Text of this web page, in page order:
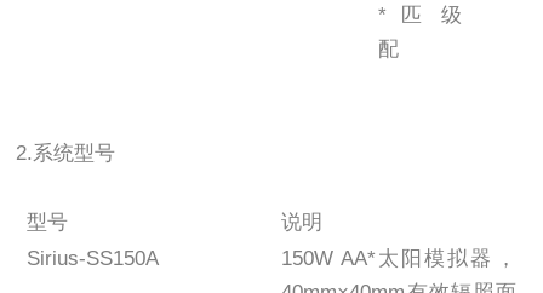
*匹
配
级
2.系统型号
型号
说明
Sirius-SS150A
150W AA*太阳模拟器，